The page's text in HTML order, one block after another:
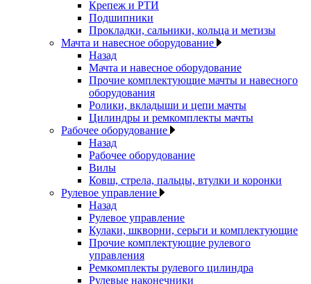
Крепеж и РТИ
Подшипники
Прокладки, сальники, кольца и метизы
Мачта и навесное оборудование
Назад
Мачта и навесное оборудование
Прочие комплектующие мачты и навесного
оборудования
Ролики, вкладыши и цепи мачты
Цилиндры и ремкомплекты мачты
Рабочее оборудование
Назад
Рабочее оборудование
Вилы
Ковш, стрела, пальцы, втулки и коронки
Рулевое управление
Назад
Рулевое управление
Кулаки, шкворни, серьги и комплектующие
Прочие комплектующие рулевого
управления
Ремкомплекты рулевого цилиндра
Рулевые наконечники